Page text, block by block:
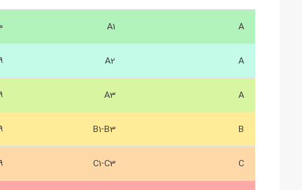
A
A1
A
A2
A
A3
B
B1-B3
C
C1-C3